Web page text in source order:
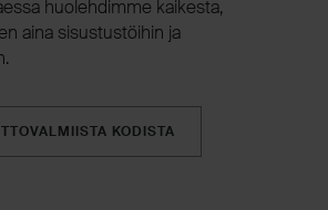
huolehdimme kaikesta,
aina sisustustöihin ja
KODISTA